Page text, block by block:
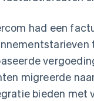
had een
migreerde
bieden met